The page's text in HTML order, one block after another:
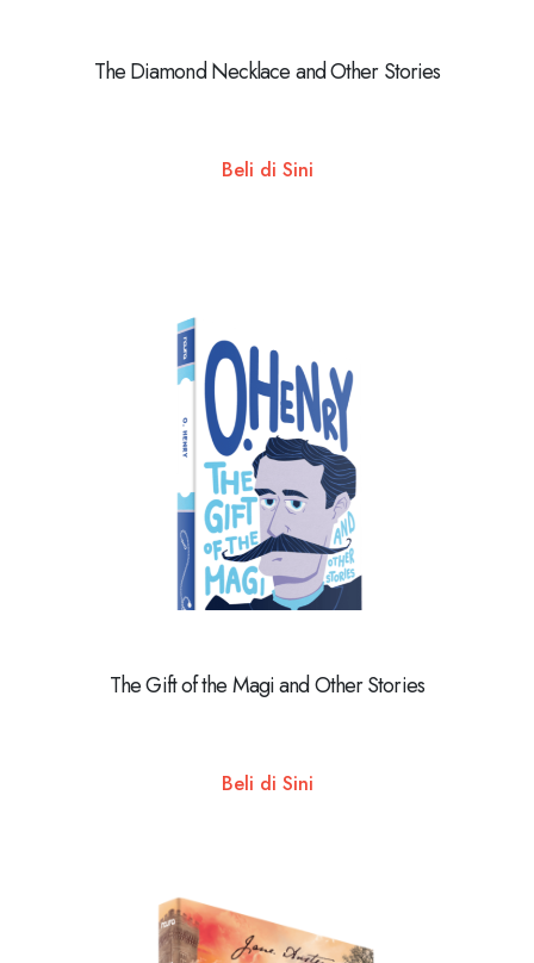
The Diamond Necklace and Other Stories
Beli di Sini
The Gift of the Magi and Other Stories
Beli di Sini